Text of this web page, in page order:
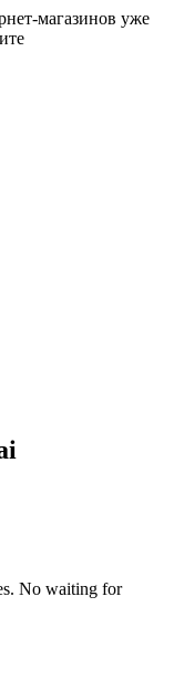
магазинов уже
No waiting for